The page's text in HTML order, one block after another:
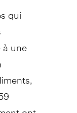
qui
une
ont